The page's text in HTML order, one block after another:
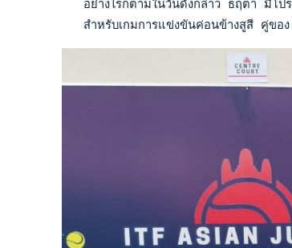
อย่างไรก็ตามในวันดังกล่าว ธฤตา มีโ
สำหรับเกมการแข่งขันค่อนข้างสูสี คู่ขอ